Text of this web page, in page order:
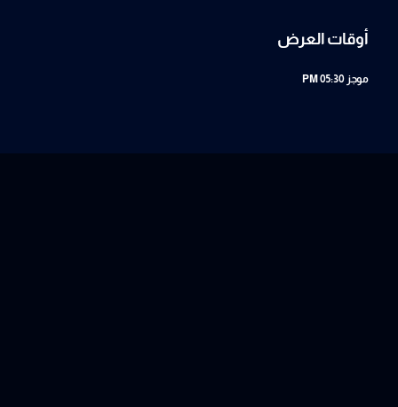
أوقات العرض
موجز 05:30 PM